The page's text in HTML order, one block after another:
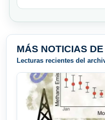
MÁS NOTICIAS
Lecturas recientes del